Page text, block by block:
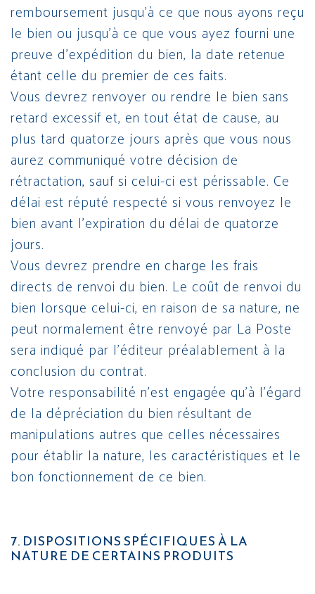
remboursement jusqu’à ce que nous ayons reçu
le bien ou jusqu’à ce que vous ayez fourni une
preuve d’expédition du bien, la date retenue
étant celle du premier de ces faits.
Vous devrez renvoyer ou rendre le bien sans
retard excessif et, en tout état de cause, au
plus tard quatorze jours après que vous nous
aurez communiqué votre décision de
rétractation, sauf si celui-ci est périssable. Ce
délai est réputé respecté si vous renvoyez le
bien avant l’expiration du délai de quatorze
jours.
Vous devrez prendre en charge les frais
directs de renvoi du bien. Le coût de renvoi du
bien lorsque celui-ci, en raison de sa nature, ne
peut normalement être renvoyé par La Poste
sera indiqué par l’éditeur préalablement à la
conclusion du contrat.
Votre responsabilité n’est engagée qu’à l’égard
de la dépréciation du bien résultant de
manipulations autres que celles nécessaires
pour établir la nature, les caractéristiques et le
bon fonctionnement de ce bien.
7. DISPOSITIONS SPÉCIFIQUES À LA
NATURE DE CERTAINS PRODUITS